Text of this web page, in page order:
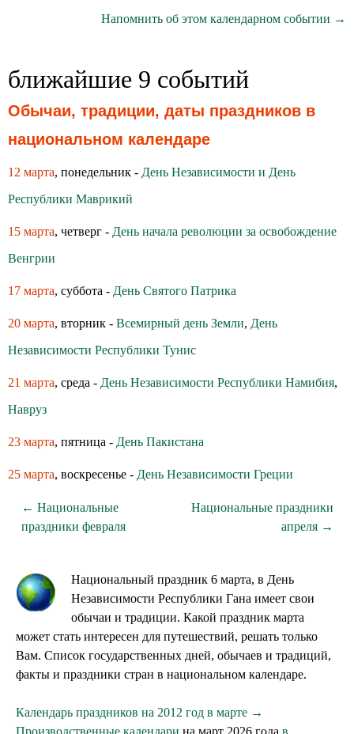
Напомнить об этом календарном событии →
ближайшие 9 событий
Обычаи, традиции, даты праздников в
национальном календаре
12 марта, понедельник - День Независимости и День
Республики Маврикий
15 марта, четверг - День начала революции за освобождение
Венгрии
17 марта, суббота - День Святого Патрика
20 марта, вторник - Всемирный день Земли, День
Независимости Республики Тунис
21 марта, среда - День Независимости Республики Намибия,
Навруз
23 марта, пятница - День Пакистана
25 марта, воскресенье - День Независимости Греции
← Национальные
праздники февраля
Национальные праздники
апреля →
Национальный праздник 6 марта, в День
Независимости Республики Гана имеет свои
обычаи и традиции. Какой праздник марта
может стать интересен для путешествий, решать только
Вам. Список государственных дней, обычаев и традиций,
факты и праздники стран в национальном календаре.
Календарь праздников на 2012 год в марте →
Производственные календари на март 2026 года в